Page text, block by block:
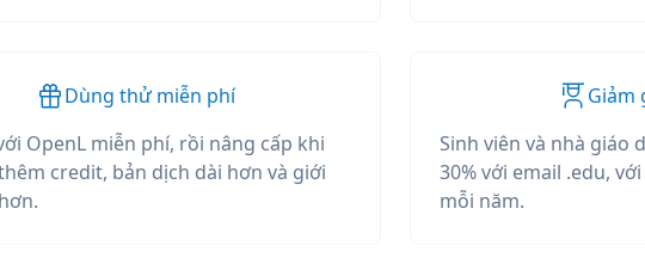
Dùng thử miễn phí
OpenL miễn phí, rồi nâng cấp khi
credit, bản dịch dài hơn và giới
Giảm
Sinh viên và nhà giáo
30% với email .edu,
mỗi năm.